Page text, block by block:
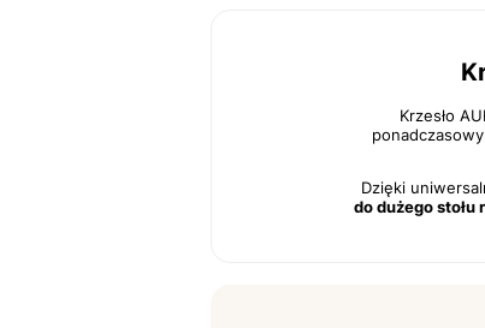
Krzesło
Dzięki
do dużego stołu